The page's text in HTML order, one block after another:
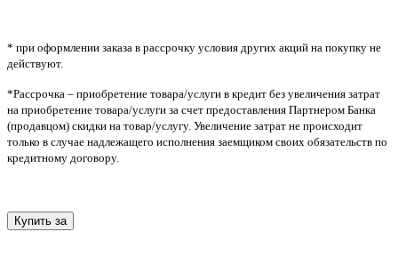
* при оформлении заказа в рассрочку условия других акций на покупку не
действуют.
*Рассрочка – приобретение товара/услуги в кредит без увеличения затрат
на приобретение товара/услуги за счет предоставления Партнером Банка
(продавцом) скидки на товар/услугу. Увеличение затрат не происходит
только в случае надлежащего исполнения заемщиком своих обязательств по
кредитному договору.
Купить за